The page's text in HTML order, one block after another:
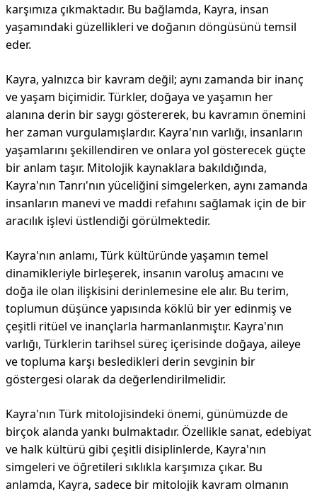
karşımıza çıkmaktadır. Bu bağlamda, Kayra, insan
yaşamındaki güzellikleri ve doğanın döngüsünü temsil
eder.
Kayra, yalnızca bir kavram değil; aynı zamanda bir inanç
ve yaşam biçimidir. Türkler, doğaya ve yaşamın her
alanına derin bir saygı göstererek, bu kavramın önemini
her zaman vurgulamışlardır. Kayra'nın varlığı, insanların
yaşamlarını şekillendiren ve onlara yol gösterecek güçte
bir anlam taşır. Mitolojik kaynaklara bakıldığında,
Kayra'nın Tanrı'nın yüceliğini simgelerken, aynı zamanda
insanların manevi ve maddi refahını sağlamak için de bir
aracılık işlevi üstlendiği görülmektedir.
Kayra'nın anlamı, Türk kültüründe yaşamın temel
dinamikleriyle birleşerek, insanın varoluş amacını ve
doğa ile olan ilişkisini derinlemesine ele alır. Bu terim,
toplumun düşünce yapısında köklü bir yer edinmiş ve
çeşitli ritüel ve inançlarla harmanlanmıştır. Kayra'nın
varlığı, Türklerin tarihsel süreç içerisinde doğaya, aileye
ve topluma karşı besledikleri derin sevginin bir
göstergesi olarak da değerlendirilmelidir.
Kayra'nın Türk mitolojisindeki önemi, günümüzde de
birçok alanda yankı bulmaktadır. Özellikle sanat, edebiyat
ve halk kültürü gibi çeşitli disiplinlerde, Kayra'nın
simgeleri ve öğretileri sıklıkla karşımıza çıkar. Bu
anlamda, Kayra, sadece bir mitolojik kavram olmanın